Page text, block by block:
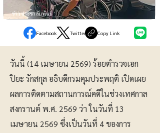
ข่าวประชาสัมพันธ์
Facebook Twitter Copy Link
วันนี้ (14 เมษายน 2569) ร้อยตำรวจเอก
ปิยะ รักสกุล อธิบดีกรมคุมประพฤติ เปิดเผย
ผลการติดตามสถานการณ์คดีในช่วงเทศกาล
สงกรานต์ พ.ศ. 2569 ว่า ในวันที่ 13
เมษายน 2569 ซึ่งเป็นวันที่ 4 ของการ